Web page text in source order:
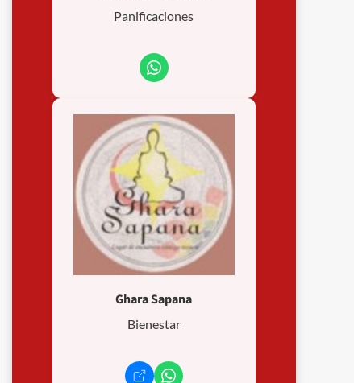
Panificaciones
Ghara Sapana
Bienestar